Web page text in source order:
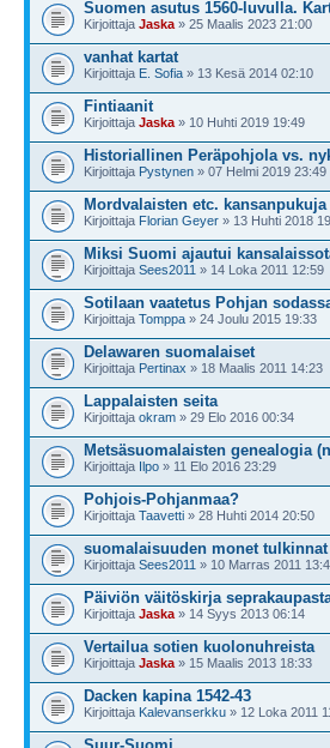
Suomen asutus 1560-luvulla.
Kirjoittaja Jaska » 25 Maalis 2023 21:00
vanhat kartat
Kirjoittaja E. Sofia » 13 Kesä 2014 02:10
Fintiaanit
Kirjoittaja Jaska » 10 Huhti 2019 19:49
Historiallinen Peräpohjola vs.
Kirjoittaja Pystynen » 07 Helmi 2019 23:49
Mordvalaisten etc. kansanpukuja
Kirjoittaja Florian Geyer » 13 Huhti 2018
Miksi Suomi ajautui
Kirjoittaja Sees2011 » 14 Loka 2011 12:59
Sotilaan vaatetus Pohjan
Kirjoittaja Tomppa » 24 Joulu 2015 19:33
Delawaren suomalaiset
Kirjoittaja Pertinax » 18 Maalis 2011 14:23
Lappalaisten seita
Kirjoittaja okram » 29 Elo 2016 00:34
Metsäsuomalaisten genealogia
Kirjoittaja Ilpo » 11 Elo 2016 23:29
Pohjois-Pohjanmaa?
Kirjoittaja Taavetti » 28 Huhti 2014 20:50
suomalaisuuden monet tulkinnat
Kirjoittaja Sees2011 » 10 Marras 2011
Päiviön väitöskirja
Kirjoittaja Jaska » 14 Syys 2013 06:14
Vertailua sotien kuolonuhreista
Kirjoittaja Jaska » 15 Maalis 2013 18:33
Dacken kapina 1542-43
Kirjoittaja Kalevanserkku » 12 Loka 2011
Suur-Suomi